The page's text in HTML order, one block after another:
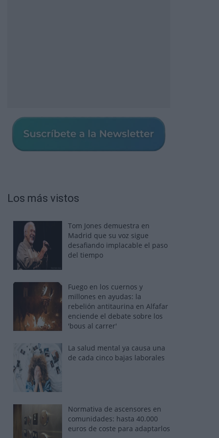
Los más vistos
Tom Jones demuestra en
Madrid que su voz sigue
desafiando implacable el paso
del tiempo
Fuego en los cuernos y
millones en ayudas: la
rebelión antitaurina en Alfafar
enciende el debate sobre los
'bous al carrer'
La salud mental ya causa una
de cada cinco bajas laborales
Normativa de ascensores en
comunidades: hasta 40.000
euros de coste para adaptarlos